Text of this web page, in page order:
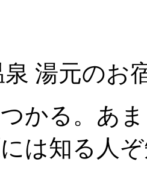
泉 湯元の
かる。あ
は知る人